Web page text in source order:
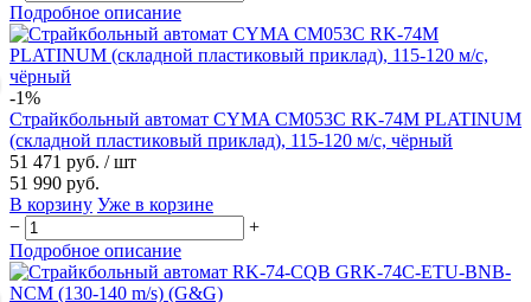
Подробное описание
-1%
Страйкбольный автомат CYMA CM053C RK-74M PLATINUM
(складной пластиковый приклад), 115-120 м/с, чёрный
51 471 руб. / шт
51 990 руб.
В корзину Уже в корзине
−
+
Подробное описание